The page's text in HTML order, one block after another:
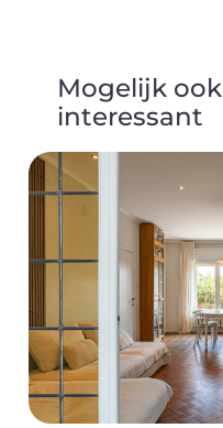
Mogelijk ook
interessant